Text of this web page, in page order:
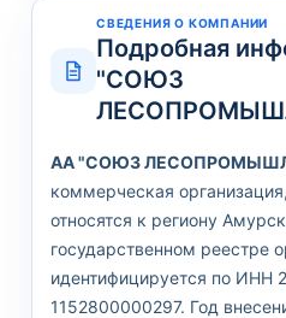
СВЕДЕНИЯ О КОМПАНИИ
Подробная
"СОЮЗ
АА "СОЮЗ
коммерческая
относятся к региону
государственном реестре
идентифицируется по ИНН
1152800000297. Год